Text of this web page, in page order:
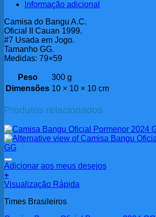
Informação adicional
Camisa do Bangu A.C.
Oficial II Cauan 1999.
#7 Usada em Jogo.
Tamanho GG.
Medidas: 79×59
Peso
300 g
Dimensões 10 × 10 × 10 cm
Produtos relacionados
Adicionar aos meus desejos
+
Visualização Rápida
Times Brasileiros